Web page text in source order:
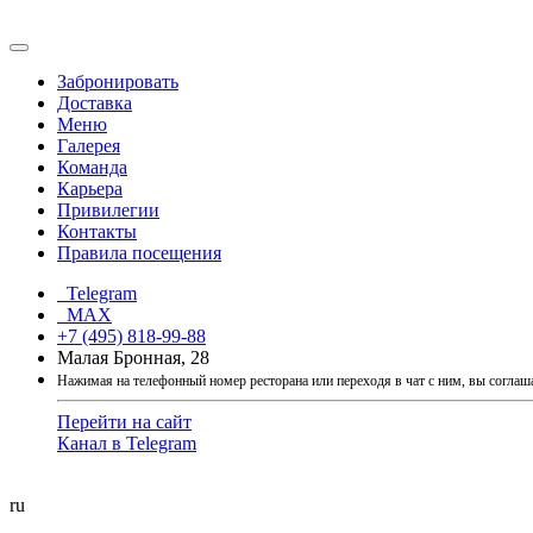
Забронировать
Доставка
Меню
Галерея
Команда
Карьера
Привилегии
Контакты
Правила посещения
Telegram
MAX
+7 (495) 818-99-88
Малая Бронная, 28
Нажимая на телефонный номер ресторана или переходя в чат с ним, вы
Перейти на сайт
Канал в Telegram
ru